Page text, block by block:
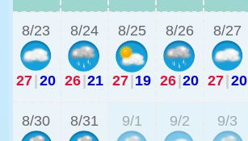
8/23
27 20
8/24
26 21
8/25
27 19
8/26
26 20
8/27
27 20
8/30 8/31 9/1 9/2 9/3